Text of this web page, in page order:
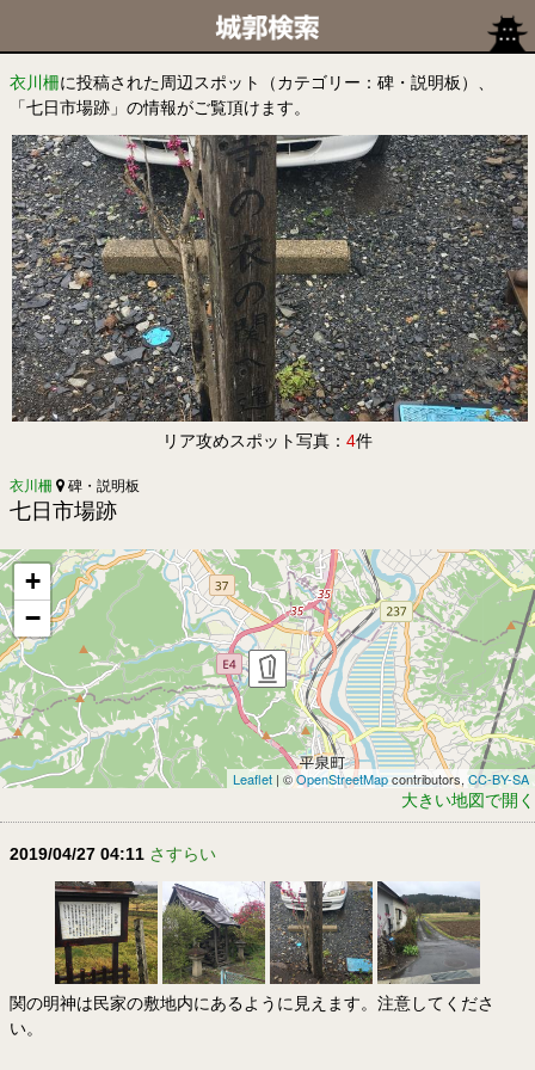
衣川柵に投稿された周辺スポット（カテゴリー：碑・説明板）、
「七日市場跡」の情報がご覧頂けます。
リア攻めスポット写真： 4件
衣川柵 碑・説明板
七日市場跡
+
−
Leaflet | ©OpenStreetMapcontributors, CC-BY-SA
大きい地図で開く
2019/04/27 04:11 さすらい
関の明神は民家の敷地内にあるように見えます。注意してくださ
い。